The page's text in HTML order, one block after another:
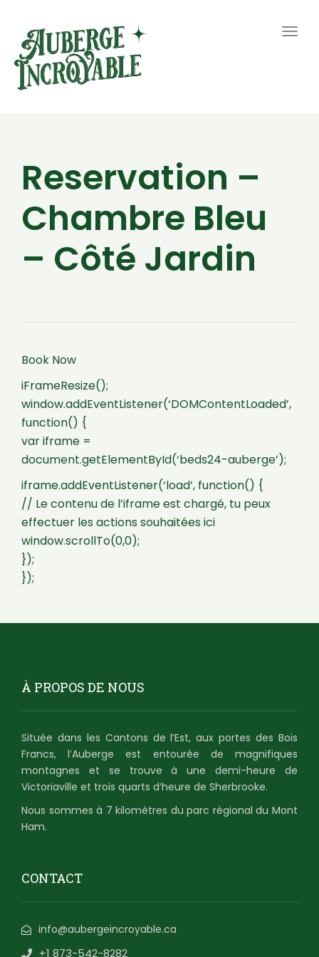
Reservation –
Chambre Bleu
– Côté Jardin
Book Now
iFrameResize();
window.addEventListener(‘DOMContentLoaded’,
function() {
var iframe =
document.getElementById(‘beds24-auberge’);
iframe.addEventListener(‘load’, function() {
// Le contenu de l’iframe est chargé, tu peux
effectuer les actions souhaitées ici
window.scrollTo(0,0);
});
});
À PROPOS DE NOUS
Située dans les Cantons de l’Est, aux portes des Bois
Francs, l’Auberge est entourée de magnifiques
montagnes et se trouve à une demi-heure de
Victoriaville et trois quarts d’heure de Sherbrooke.
Nous sommes à 7 kilomètres du parc régional du Mont
Ham.
CONTACT
info@aubergeincroyable.ca
+1 873-542-8282